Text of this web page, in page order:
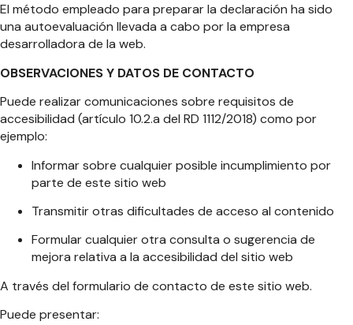
El método empleado para preparar la declaración ha sido
una autoevaluación llevada a cabo por la empresa
desarrolladora de la web.
OBSERVACIONES Y DATOS DE CONTACTO
Puede realizar comunicaciones sobre requisitos de
accesibilidad (artículo 10.2.a del RD 1112/2018) como por
ejemplo:
Informar sobre cualquier posible incumplimiento por
parte de este sitio web
Transmitir otras dificultades de acceso al contenido
Formular cualquier otra consulta o sugerencia de
mejora relativa a la accesibilidad del sitio web
A través del formulario de contacto de este sitio web.
Puede presentar: